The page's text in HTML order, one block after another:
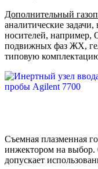
Дополнительный
аналитические задачи,
носителей, например,
подвижных фаз ЖХ,
типовую
Съемная плазменная
инжектором на выбор.
допускает